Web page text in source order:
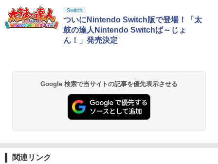
1
【純正品】Xbox ワイヤレス コントロー
ラー + USB-C® ケーブル
￥8,300
2
【純正品】Xbox ワイヤレス コントロー
ラー (ロボット ホワイト)
￥7,681
【純正品】Xbox ワイヤレス コントロー
1
劇場版「鬼滅の刃」無限城編 第一章 猗
窩座再来 通常版 [Blu-ray]
￥3,982
劇場版「鬼滅の刃」無限城編 第一章 猗
窩座再来 通常版 [DVD]
￥3,523
Switch
ついにNintendo Switch版で登場！「太
鼓の達人Nintendo Switchば～じょ
ん！」発売決定
Google 検索で当サイトの記事を優先表示させる
関連リンク